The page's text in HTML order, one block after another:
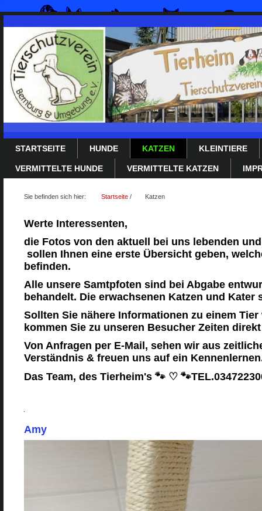
STARTSEITE HUNDE KATZEN KLEINTIERE
VERMITTELTE HUNDE VERMITTELTE KATZEN
Sie befinden sich hier: Startseite / Katzen
Werte Interessenten,
die Fotos von den aktuell bei uns lebenden
sollen Ihnen eine erste Übersicht geben,
befinden.
Alle unsere Samtpfoten sind bei Abgabe
behandelt. Die erwachsenen Katzen und
Sollten Sie nähere Informationen zu einem
kommen Sie zu unseren Besucher Zeiten
Von Anfragen per E-Mail, sehen wir aus
Verständnis & freuen uns auf ein
Das Team, des Tierheim's 🐾 ♡
Amy